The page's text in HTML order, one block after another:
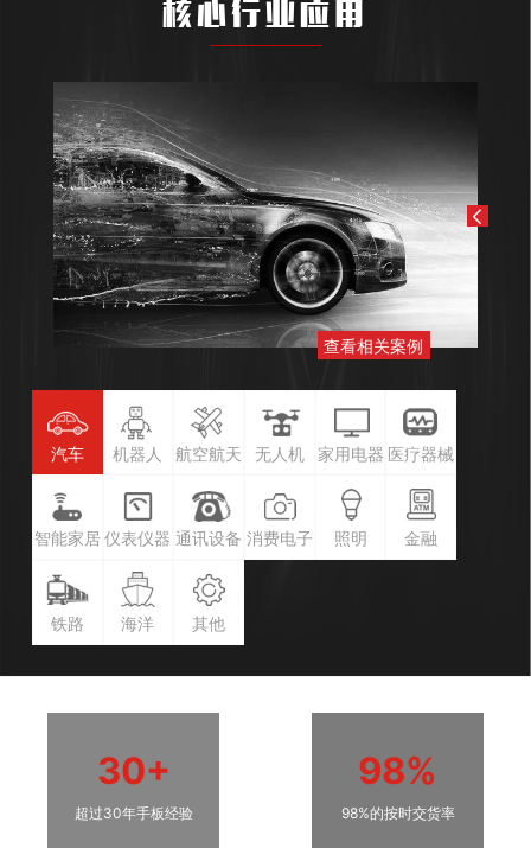
核心行业应用
查看相关案例
汽车 机器人 航空航天 无人机 家用电器 医疗器械
智能家居 仪表仪器 通讯设备 消费电子 照明 金融
铁路 海洋 其他
30+
超过30年手板经验
98%
98%的按时交货率